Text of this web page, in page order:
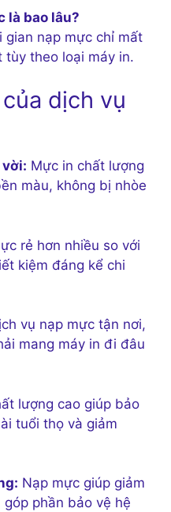
là bao lâu?
gian nạp mực chỉ mất
tùy theo loại máy in.
dịch vụ
Mực in chất lượng
màu, không bị nhòe
rẻ hơn nhiều so với
kiệm đáng kể chi
vụ nạp mực tận nơi,
mang máy in đi đâu
lượng cao giúp bảo
tuổi thọ và giảm
Nạp mực giúp giảm
phần bảo vệ hệ